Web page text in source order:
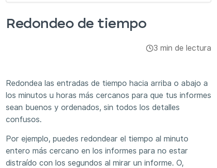
Integraciones y complementos
Redondeo de tiempo
3 min de lectura
Redondea las entradas de tiempo hacia arriba o abajo a
los minutos u horas más cercanos para que tus informes
sean buenos y ordenados, sin todos los detalles
confusos.
Por ejemplo, puedes redondear el tiempo al minuto
entero más cercano en los informes para no estar
distraído con los segundos al mirar un informe. O,